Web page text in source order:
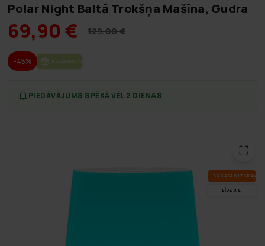
Polar Night Baltā Trokšņa Mašīna, Gudra
69,90 € 129,00 €
-45% BEZ­MAK­SAS PIE­GĀ­DE
PIEDĀVĀJUMS SPĒKĀ VĒL 2 DIENAS
VA­SA­RAS IZ­SKA­ŅA
LĪDZ 9.8.